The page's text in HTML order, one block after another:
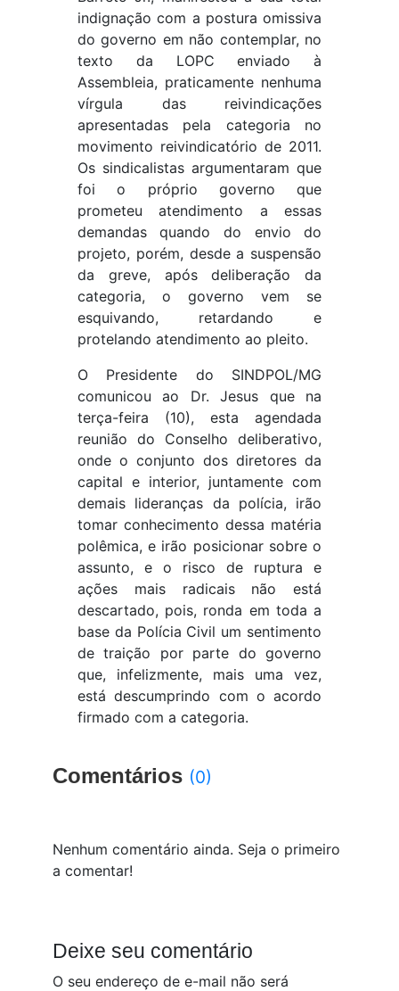
indignação com a postura omissiva
do governo em não contemplar, no
texto da LOPC enviado à
Assembleia, praticamente nenhuma
vírgula das reivindicações
apresentadas pela categoria no
movimento reivindicatório de 2011.
Os sindicalistas argumentaram que
foi o próprio governo que
prometeu atendimento a essas
demandas quando do envio do
projeto, porém, desde a suspensão
da greve, após deliberação da
categoria, o governo vem se
esquivando, retardando e
protelando atendimento ao pleito.
O Presidente do SINDPOL/MG
comunicou ao Dr. Jesus que na
terça-feira (10), esta agendada
reunião do Conselho deliberativo,
onde o conjunto dos diretores da
capital e interior, juntamente com
demais lideranças da polícia, irão
tomar conhecimento dessa matéria
polêmica, e irão posicionar sobre o
assunto, e o risco de ruptura e
ações mais radicais não está
descartado, pois, ronda em toda a
base da Polícia Civil um sentimento
de traição por parte do governo
que, infelizmente, mais uma vez,
está descumprindo com o acordo
firmado com a categoria.
Comentários (0)
Nenhum comentário ainda. Seja o primeiro
a comentar!
Deixe seu comentário
O seu endereço de e-mail não será